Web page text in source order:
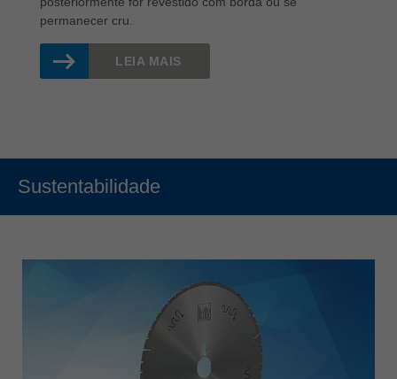
permanecer cru.
LEIA MAIS
Sustentabilidade